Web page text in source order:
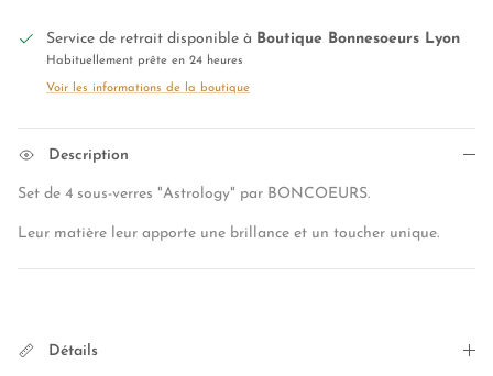
Service de retrait disponible à Boutique Bonnesoeurs Lyon
Habituellement prête en 24 heures
Voir les informations de la boutique
Description
Set de 4 sous-verres "Astrology" par BONCOEURS.
Leur matière leur apporte une brillance et un toucher unique.
Détails